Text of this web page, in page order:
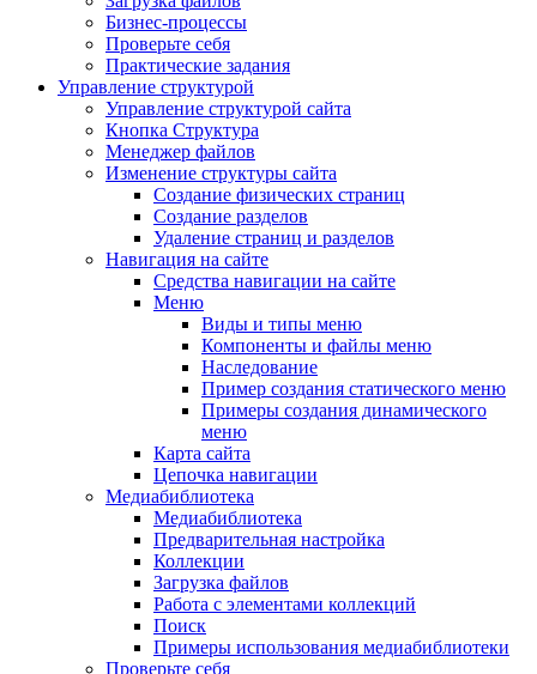
Бизнес-процессы
Проверьте себя
Практические задания
Управление структурой
Управление структурой сайта
Кнопка Структура
Менеджер файлов
Изменение структуры сайта
Создание физических страниц
Создание разделов
Удаление страниц и разделов
Навигация на сайте
Средства навигации на сайте
Меню
Виды и типы меню
Компоненты и файлы меню
Наследование
Пример создания статического меню
Примеры создания динамического
меню
Карта сайта
Цепочка навигации
Медиабиблиотека
Медиабиблиотека
Предварительная настройка
Коллекции
Загрузка файлов
Работа с элементами коллекций
Поиск
Примеры использования медиабиблиотеки
Проверьте себя